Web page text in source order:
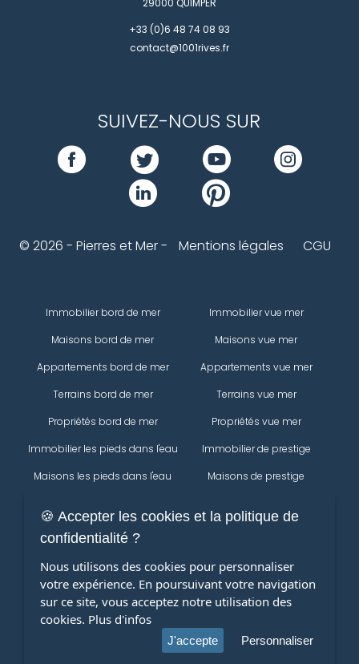
Modifier votre recherche
29000 QUIMPER
+33 (0)6 48 74 08 93
contact@1001rives.fr
SUIVEZ-NOUS SUR
© 2026 - Pierres et Mer - Mentions légales CGU
Immobilier bord de mer
Maisons bord de mer
Appartements bord de mer
Terrains bord de mer
Propriétés bord de mer
Immobilier vue mer
Maisons vue mer
Appartements vue mer
Terrains vue mer
Propriétés vue mer
Immobilier les pieds dans l'eau
Maisons les pieds dans l'eau
l'eau
Propriétés les pieds dans l'eau
Immobilier de prestige
Maisons de prestige
Maisons
terrains
🍪 Accepter les cookies et la politique de
confidentialité ?
Nous utilisons des cookies pour personnaliser
votre expérience. En poursuivant votre navigation
sur ce site, vous acceptez notre utilisation des
cookies. Plus d'infos
J'accepte Personnaliser